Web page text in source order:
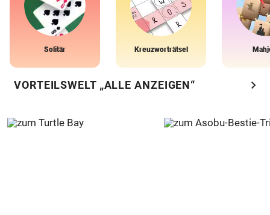
Solitär Kreuzworträtsel
VORTEILSWELT „ALLE ANZEIGEN“ chevron_right